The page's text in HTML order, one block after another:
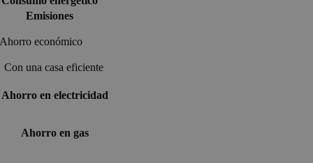
Emisiones
Ahorro económico
Con una casa eficiente
Ahorro en electricidad
Ahorro en gas